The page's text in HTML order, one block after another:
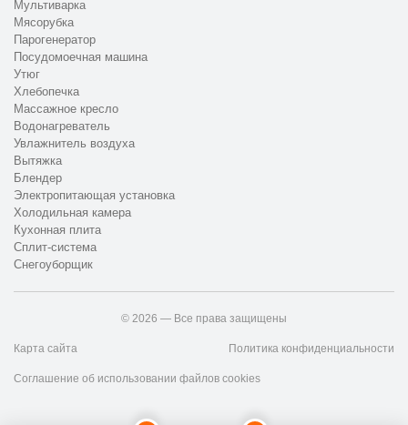
пр., 37, выбрав удобный формат взаимодействия. Доступен
ремонт принтера HP на дому в Санкт-Петербурге и ремонт
принтеров HP с выездом в Санкт-Петербурге для
корпоративных клиентов. Минимальная стоимость начинается
от 800 руб.
Мультиварка
Мясорубка
Парогенератор
Посудомоечная машина
Утюг
Хлебопечка
Массажное кресло
Водонагреватель
Увлажнитель воздуха
Вытяжка
Блендер
Электропитающая установка
Холодильная камера
Кухонная плита
Сплит-система
Снегоуборщик
© 2026 — Все права защищены
Карта сайта Политика конфиденциальности
Соглашение об использовании файлов cookies